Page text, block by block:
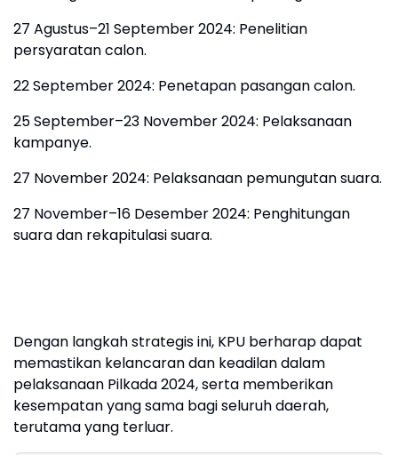
27 Agustus–21 September 2024: Penelitian
persyaratan calon.
22 September 2024: Penetapan pasangan calon.
25 September–23 November 2024: Pelaksanaan
kampanye.
27 November 2024: Pelaksanaan pemungutan suara.
27 November–16 Desember 2024: Penghitungan
suara dan rekapitulasi suara.
Dengan langkah strategis ini, KPU berharap dapat
memastikan kelancaran dan keadilan dalam
pelaksanaan Pilkada 2024, serta memberikan
kesempatan yang sama bagi seluruh daerah,
terutama yang terluar.